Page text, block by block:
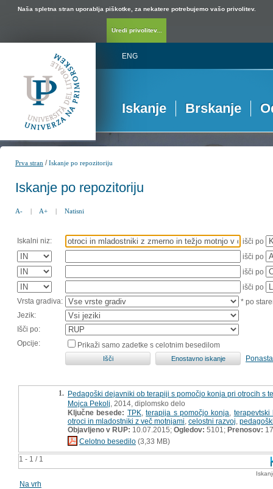
Naša spletna stran uporablja piškotke, za nekatere potrebujemo vašo privolitev.
Uredi privolitev...
ENG
Iskanje Brskanje
Prva stran /Iskanje po repozitoriju
Iskanje po repozitoriju
A- | A+ | Natisni
Iskalni niz:
išči po
išči po
išči po
išči po
Vrsta gradiva:
* po
Jezik:
Išči po:
Opcije:
Prikaži samo zadetke s celotnim besedilom
1 - 1 / 1
1. Pedagoški dejavniki ob terapiji s pomočjo konja pri otrocih s
Mojca Pekolj , 2014, diplomsko delo
Ključne besede: TPK ,terapija s pomočjo konja
terapevtski
otroci in mladostniki z več motnjami celostni razvoj
Objavljeno v RUP: 10.07.2015; Ogledov: 5101; Prenosov:
Celotno besedilo (3,33 MB)
Na vrh